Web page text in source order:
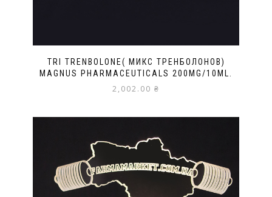
TRI TRENBOLONE( МИКС ТРЕНБОЛОНОВ)
MAGNUS PHARMACEUTICALS 200MG/10ML.
2,002.00 ₴